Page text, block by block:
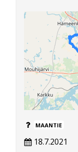
MAANTIE
18.7.2021